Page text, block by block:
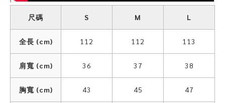
尺碼 S M L
全長 (cm) 112 112 113
肩寬 (cm) 36 37 38
胸寬 (cm) 43 45 47